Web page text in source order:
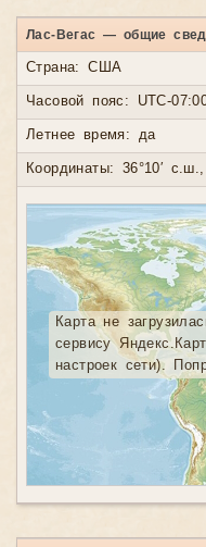
Лас-Вегас — общие
Страна: США
Часовой пояс: UTC-
Летнее время: да
Координаты: 36°10′ с.ш.,
Карта не
сервису
настроек сети).